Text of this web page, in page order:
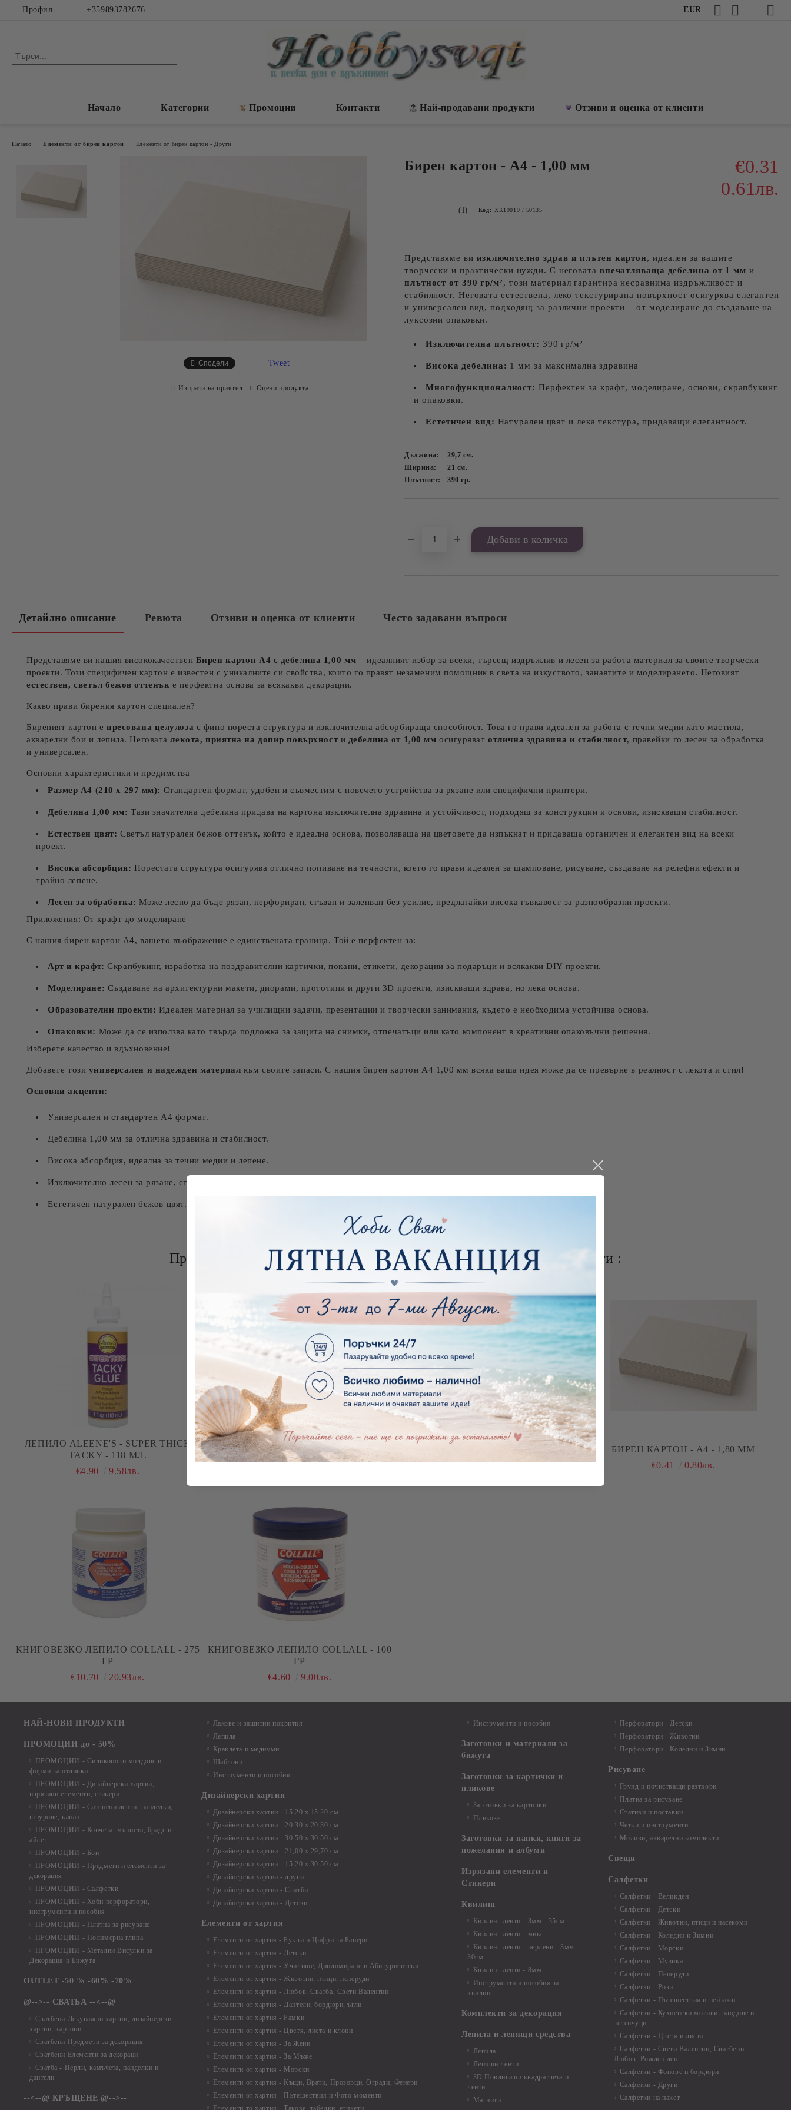
Профил +359893782676 EUR
Начало Категории Промоции Контакти Най-продавани продукти Отзиви и оценка от клиенти
Начало Елементи от бирен картон Елементи от бирен картон - Други
Бирен картон - А4 - 1,00 мм
€0.31
0.61лв.
(1) Код: ХК19019 / 50135
Представяме ви изключително здрав и плътен картон, идеален за вашите
творчески и практически нужди. С неговата впечатляваща дебелина от 1 мм и
плътност от 390 гр/м², този материал гарантира несравнима издръжливост и
стабилност. Неговата естествена, леко текстурирана повърхност осигурява елегантен
и универсален вид, подходящ за различни проекти – от моделиране до създаване на
луксозни опаковки.
Изключителна плътност: 390 гр/м²
Висока дебелина: 1 мм за максимална здравина
Многофункционалност: Перфектен за крафт, моделиране, основи, скрапбукинг
и опаковки.
Естетичен вид: Натурален цвят и лека текстура, придаващи елегантност.
Дължина: 29,7 см.
Ширина:
21 см.
Плътност:
390гр.
Сподели Tweet
Изпрати на приятел Оцени продукта
Детайлно описание Ревюта Отзиви и оценка от клиенти Често задавани въпроси
Представяме ви нашия висококачествен Бирен картон А4 с дебелина 1,00 мм – идеалният избор за всеки, търсещ издръжлив и лесен за работа материал за своите творчески
проекти. Този специфичен картон е известен с уникалните си свойства, които го правят незаменим помощник в света на изкуството, занаятите и моделирането. Неговият
естествен, светъл бежов оттенък е перфектна основа за всякакви декорации.
Какво прави бирения картон специален?
Биреният картон епресована целулоза с фино пореста структура и изключителна абсорбираща способност. Това го прави идеален за работа с течни медии като мастила,
акварелни бои и лепила. Неговаталекота, приятна на допир повърхност и дебелина от 1,00 мм осигуряватотлична здравина и стабилност, правейки го лесен за обработка
и универсален.
Основни характеристики и предимства
Размер А4 (210 x 297 мм): Стандартен формат, удобен и съвместим с повечето устройства за рязане или специфични принтери.
Дебелина 1,00 мм: Тази значителна дебелина придава на картона изключителна здравина и устойчивост, подходящ за конструкции и основи, изискващи стабилност.
Естествен цвят: Светъл натурален бежов оттенък, който е идеална основа, позволяваща на цветовете да изпъкнат и придаваща органичен и елегантен вид на всеки
проект.
Висока абсорбция: Порестата структура осигурява отлично попиване на течности, което го прави идеален за щамповане, рисуване, създаване на релефни ефекти и
трайно лепене.
Лесен за обработка: Може лесно да бъде рязан, перфориран, сгъван и залепван без усилие, предлагайки висока гъвкавост за разнообразни проекти.
Приложения: От крафт до моделиране
С нашия бирен картон А4, вашето въображение е единствената граница. Той е перфектен за:
Арт и крафт: Скрапбукинг, изработка на поздравителни картички, покани, етикети, декорации за подаръци и всякакви DIY проекти.
Моделиране: Създаване на архитектурни макети, диорами, прототипи и други 3D проекти, изискващи здрава, но лека основа.
Образователни проекти: Идеален материал за училищни задачи, презентации и творчески занимания, където е необходима устойчива основа.
Опаковки: Може да се използва като твърда подложка за защита на снимки, отпечатъци или като компонент в креативни опаковъчни решения.
Изберете качество и вдъхновение!
Добавете този универсален и надежден материал към своите запаси. С нашия бирен картон А4 1,00 мм всяка ваша идея може да се превърне в реалност с лекота и стил!
Основни акценти:
Универсален и стандартен А4 формат.
Дебелина 1,00 мм за отлична здравина и стабилност.
Висока абсорбция, идеална за течни медии и лепене.
Изключително лесен за рязане, сгъване и обработка.
Естетичен натурален бежов цвят.
Продукта е подобен или се комбинира добре и със следните продукти :
ЛЕПИЛО ALEENE'S - SUPER THICK
TACKY - 118 МЛ.
€4.90
9.58лв.
МУКАВА - А4 - 2.00 MM
€0.41
0.80лв.
€0.31
0.61лв.
БИРЕН КАРТОН - А4 - 1,80 ММ
€0.41
0.80лв.
КНИГОВЕЗКО ЛЕПИЛО COLLALL - 275
ГР
€10.70
20.93лв.
КНИГОВЕЗКО ЛЕПИЛО COLLALL - 100
ГР
€4.60
9.00лв.
НАЙ-НОВИ ПРОДУКТИ
ПРОМОЦИИ до - 50%
ПРОМОЦИИ - Силиконови молдове и
форми за отливки
ПРОМОЦИИ - Дизайнерски хартии,
изрязани елементи, стикери
ПРОМОЦИИ - Сатенени ленти, панделки,
шнурове, канап
ПРОМОЦИИ - Копчета, мъниста, брадс и
айлет
ПРОМОЦИИ - Бои
ПРОМОЦИИ - Предмети и елементи за
декорация
ПРОМОЦИИ - Салфетки
ПРОМОЦИИ - Хоби перфоратори,
инструменти и пособия
ПРОМОЦИИ - Платна за рисуване
ПРОМОЦИИ - Полимерна глина
ПРОМОЦИИ - Метални Висулки за
Декорация и Бижута
OUTLET -50 % -60% -70%
@-->-- СВАТБА --<--@
Сватбени Декупажни хартии, дизайнерски
хартии, картони
Сватбени Предмети за декорация
Сватбени Елементи за декораци
Сватба - Перли, камъчета, панделки и
дантели
--<--@ КРЪЩЕНЕ @-->--
Лакове и защитни покрития
Лепила
Краклета и медиуми
Шаблони
Инструменти и пособия
Дизайнерски хартии
Дизайнерски хартии - 15.20 х 15.20 см.
Дизайнерски хартии - 20.30 х 20.30 см.
Дизайнерски хартии - 30.50 х 30.50 см.
Дизайнерски хартии - 21,00 х 29,70 см
Дизайнерски хартии - 15.20 x 30.50 см.
Дизайнерски хартии - други
Дизайнерски хартии - Сватби
Дизайнерски хартии - Детски
Елементи от хартия
Елементи от хартия - Букви и Цифри за Банери
Елементи от хартия - Детски
Елементи от хартия - Училище, Дипломиране и Абитуриентски
Елементи от хартия - Животни, птици, пеперуди
Елементи от хартия - Любов, Сватба, Свети Валентин
Елементи от хартия - Дантели, бордюри, ъгли
Елементи от хартия - Рамки
Елементи от хартия - Цветя, листа и клони
Елементи от хартия - За Жени
Елементи от хартия - За Мъже
Елементи от хартия - Морски
Елементи от хартия - Къщи, Врати, Прозорци, Огради, Фенери
Елементи от хартия - Пътешествия и Фото моменти
Елементи то хартия - Такове, табелки, етикети
Инструменти и пособия
Заготовки и материали за
бижута
Заготовки за картички и
пликове
Заготовки за картички
Пликове
Заготовки за папки, книги за
пожелания и албуми
Изрязани елементи и
Стикери
Квилинг
Квилинг ленти - 3мм - 35см.
Квилинг ленти - микс
Квилинг ленти - перлени - 3мм -
30см.
Квилинг ленти - 8мм
Инструменти и пособия за
квилинг
Комплекти за декорация
Лепила и лепящи средства
Лепила
Лепящи ленти
3D Повдигащи квадратчета и
ленти
Магнити
Перфоратори - Детски
Перфоратори - Животни
Перфоратори - Коледни и Зимни
Рисуване
Грунд и почистващи разтвори
Платна за рисуване
Стативи и поставки
Четки и инструменти
Моливи, акварелни комплекти
Свещи
Салфетки
Салфетки - Великден
Салфетки - Детски
Салфетки - Животни, птици и насекоми
Салфетки - Коледни и Зимни
Салфетки - Морски
Салфетки - Музика
Салфетки - Пеперуди
Салфетки - Рози
Салфетки - Пътешествия и пейзажи
Салфетки - Кухненски мотиви, плодове и
зеленчуци
Салфетки - Цветя и листа
Салфетки - Свети Валентин, Сватбени,
Любов, Рожден ден
Салфетки - Фонове и бордюри
Салфетки - Други
Салфетки на пакет